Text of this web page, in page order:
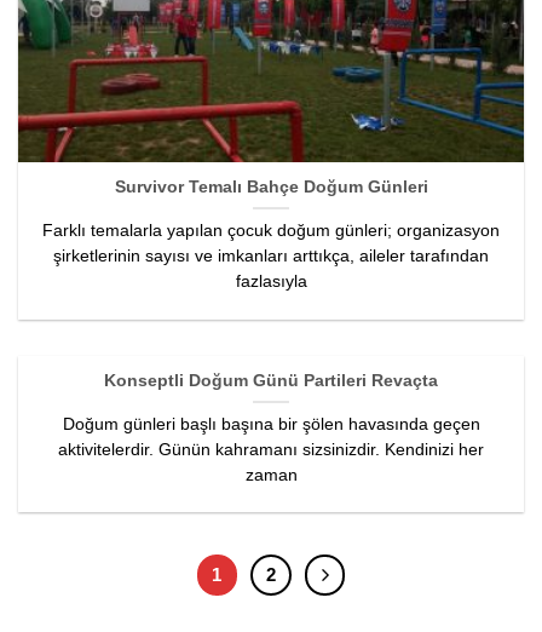
Survivor Temalı Bahçe Doğum Günleri
Farklı temalarla yapılan çocuk doğum günleri; organizasyon
şirketlerinin sayısı ve imkanları arttıkça, aileler tarafından
fazlasıyla
Konseptli Doğum Günü Partileri Revaçta
Doğum günleri başlı başına bir şölen havasında geçen
aktivitelerdir. Günün kahramanı sizsinizdir. Kendinizi her
zaman
1 2